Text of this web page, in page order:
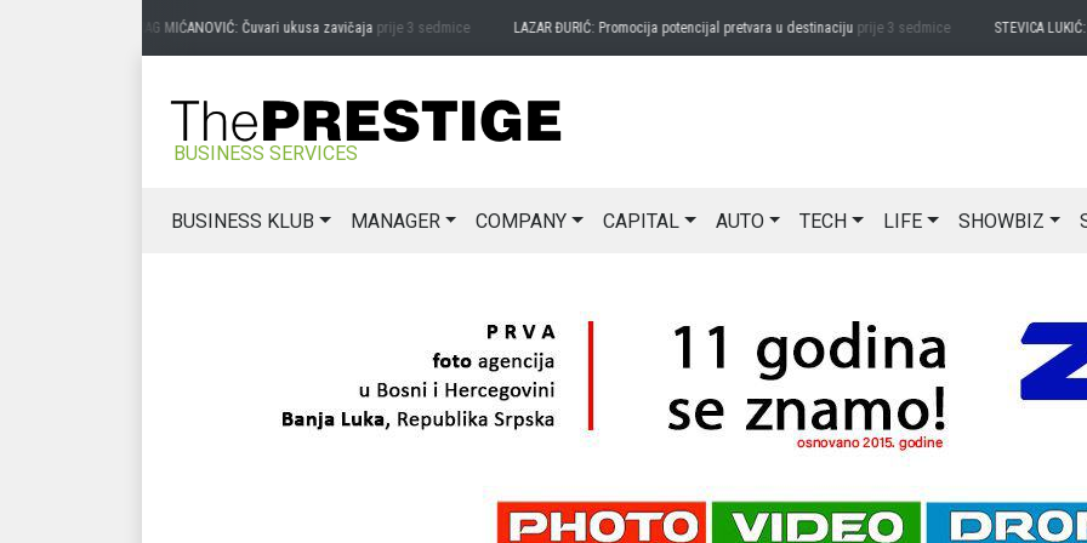
PREDRAG MIĆANOVIĆ: Čuvari ukusa zavičajaprije 3 sedmice LAZAR ĐURIĆ: Promocija potencijal pretvara u destinacijuprije 3 sedmice STEVICA
BUSINESS SERVICES
BUSINESS KLUB MANAGER COMPANY CAPITAL AUTO TECH LIFE SHOWBIZ